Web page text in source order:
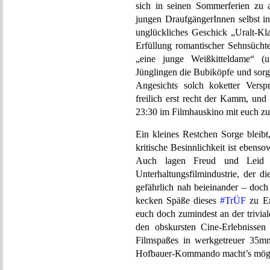
sich in seinen Sommerferien zu
jungen DraufgängerInnen selbst
unglückliches Geschick „Uralt-
Erfüllung romantischer
„eine junge Weißkitteldame“
Jünglingen die Bubiköpfe und
Angesichts solch koketter
freilich erst recht der Kamm,
23:30 im Filmhauskino mit euch
Ein kleines Restchen Sorge
kritische Besinnlichkeit ist
Auch lagen Freud und Leid
Unterhaltungsfilmindustrie, der
gefährlich nah beieinander –
kecken Späße dieses#TrÜF zu
euch doch zumindest an der
den obskursten Cine-
Filmspaßes in werkgetreuer
Hofbauer-Kommando macht’s